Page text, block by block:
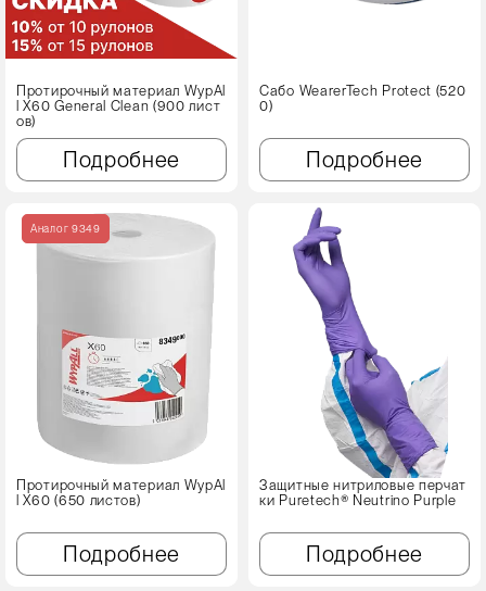
Протирочный материал WypAl
l X60 Genеral Clean (900 лист
ов)
Подробнее
Сабо WearerTech Protect (520
0)
Подробнее
Аналог 9349
Протирочный материал WypAl
l X60 (650 листов)
Подробнее
Защитные нитриловые перчат
ки Puretech® Neutrino Purple
Подробнее